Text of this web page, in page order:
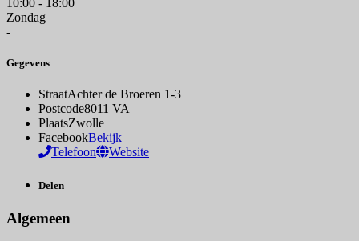
10:00 - 18:00
Zondag
-
Gegevens
StraatAchter de Broeren 1-3
Postcode8011 VA
PlaatsZwolle
FacebookBekijk
Telefoon
Website
Delen
Algemeen